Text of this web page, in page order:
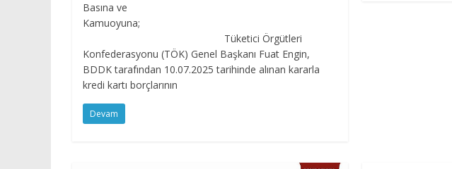
Basına ve
Kamuoyuna;
Tüketici Örgütleri
Konfederasyonu (TÖK) Genel Başkanı Fuat Engin,
BDDK tarafından 10.07.2025 tarihinde alınan kararla
kredi kartı borçlarının
Devam